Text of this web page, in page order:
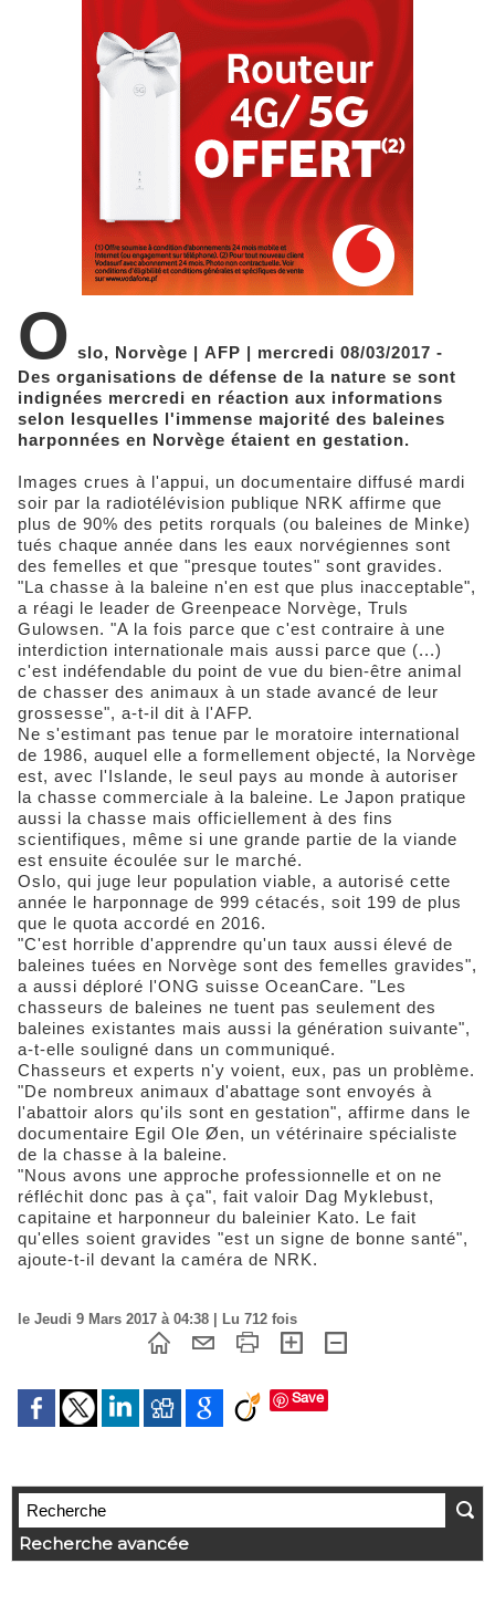
O slo, Norvège | AFP | mercredi 08/03/2017 -
Des organisations de défense de la nature se sont
indignées mercredi en réaction aux informations
selon lesquelles l'immense majorité des baleines
harponnées en Norvège étaient en gestation.
Images crues à l'appui, un documentaire diffusé mardi
soir par la radiotélévision publique NRK affirme que
plus de 90% des petits rorquals (ou baleines de Minke)
tués chaque année dans les eaux norvégiennes sont
des femelles et que "presque toutes" sont gravides.
"La chasse à la baleine n'en est que plus inacceptable",
a réagi le leader de Greenpeace Norvège, Truls
Gulowsen. "A la fois parce que c'est contraire à une
interdiction internationale mais aussi parce que (...)
c'est indéfendable du point de vue du bien-être animal
de chasser des animaux à un stade avancé de leur
grossesse", a-t-il dit à l'AFP.
Ne s'estimant pas tenue par le moratoire international
de 1986, auquel elle a formellement objecté, la Norvège
est, avec l'Islande, le seul pays au monde à autoriser
la chasse commerciale à la baleine. Le Japon pratique
aussi la chasse mais officiellement à des fins
scientifiques, même si une grande partie de la viande
est ensuite écoulée sur le marché.
Oslo, qui juge leur population viable, a autorisé cette
année le harponnage de 999 cétacés, soit 199 de plus
que le quota accordé en 2016.
"C'est horrible d'apprendre qu'un taux aussi élevé de
baleines tuées en Norvège sont des femelles gravides",
a aussi déploré l'ONG suisse OceanCare. "Les
chasseurs de baleines ne tuent pas seulement des
baleines existantes mais aussi la génération suivante",
a-t-elle souligné dans un communiqué.
Chasseurs et experts n'y voient, eux, pas un problème.
"De nombreux animaux d'abattage sont envoyés à
l'abattoir alors qu'ils sont en gestation", affirme dans le
documentaire Egil Ole Øen, un vétérinaire spécialiste
de la chasse à la baleine.
"Nous avons une approche professionnelle et on ne
réfléchit donc pas à ça", fait valoir Dag Myklebust,
capitaine et harponneur du baleinier Kato. Le fait
qu'elles soient gravides "est un signe de bonne santé",
ajoute-t-il devant la caméra de NRK.
le Jeudi 9 Mars 2017 à 04:38 | Lu 712 fois
Save
Recherche avancée